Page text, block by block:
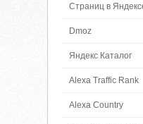
Страниц в
Dmoz
Яндекс Каталог
Alexa Traffic Rank
Alexa Country